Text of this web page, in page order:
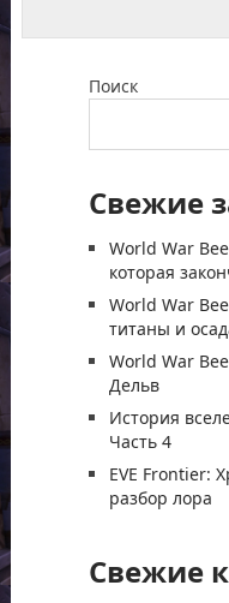
Поиск
Свежие
World War
которая
World War
титаны и
World War
Дельв
История
Часть 4
EVE Frontier:
разбор лора
Свежие